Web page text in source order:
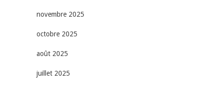
novembre 2025
octobre 2025
août 2025
juillet 2025